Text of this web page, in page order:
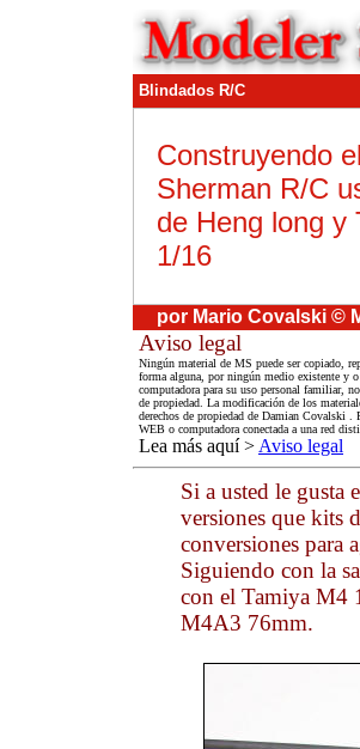
Blindados R/C
Construyendo
Sherman R/C
de Heng long y
1/16
por Mario Covalski ©
Aviso legal
Ningún material de MS puede ser copiado,
forma alguna, por ningún medio existente y o
computadora para su uso personal familiar,
de propiedad. La modificación de los
derechos de propiedad de Damian Covalski
WEB o computadora conectada a una red
Lea más aquí > Aviso legal
Si a usted le gusta
versiones que kits
conversiones para
Siguiendo con la
con el Tamiya M4
M4A3 76mm.